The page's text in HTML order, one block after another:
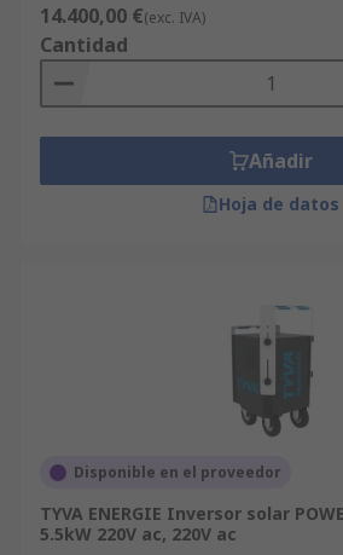
14.400,00 €(exc. IVA)
Cantidad
Añadir
Hoja de datos
Disponible en el proveedor
TYVA ENERGIE Inversor solar
5.5kW 220V ac, 220V ac